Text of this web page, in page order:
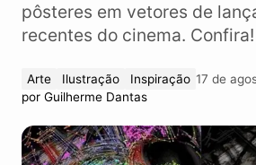
pôsteres em vetores de
recentes do cinema. Confira!
Arte Ilustração Inspiração 17 de
por Guilherme Dantas